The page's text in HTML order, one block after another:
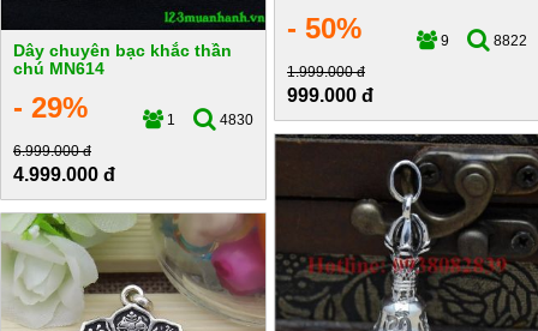
- 50% 9
8822
1.999.000 đ
999.000 đ
Dây chuyên bạc khắc thần
chú MN614
- 29% 1
4830
6.999.000 đ
4.999.000 đ